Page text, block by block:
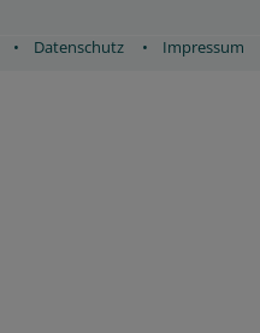
• Datenschutz • Impressum